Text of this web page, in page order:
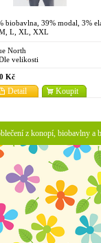
biobavlna, 39% modal, 3%
L, XL, XXL
North
velikosti
Kč
Koupit
Detail
z konopí, biobavlny a